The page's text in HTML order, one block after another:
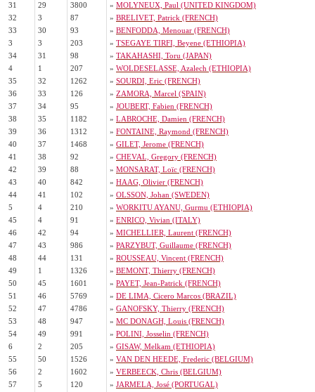
31
29 3800 » MOLYNEUX, Paul (UNITED KINGDOM)
32
3 87 » BRELIVET, Patrick (FRENCH)
33
30 93 » BENFODDA, Menouar (FRENCH)
3
3 203 » TSEGAYE TIRFI, Beyene (ETHIOPIA)
34
31 98 » TAKAHASHI, Toru (JAPAN)
4
1 207 » WOLDESELASSE, Azalech (ETHIOPIA)
35
32 1262 » SOURDI, Eric (FRENCH)
36
33 126 » ZAMORA, Marcel (SPAIN)
37
34 95 » JOUBERT, Fabien (FRENCH)
38
35 1182 » LABROCHE, Damien (FRENCH)
39
36 1312 » FONTAINE, Raymond (FRENCH)
40
37 1468 » GILET, Jerome (FRENCH)
41
38 92 » CHEVAL, Gregory (FRENCH)
42
39 88 » MONSARAT, Loïc (FRENCH)
43
40 842 » HAAG, Olivier (FRENCH)
44
41 102 » OLSSON, Johan (SWEDEN)
5
4 210 » WORKITU AYANU, Gurmu (ETHIOPIA)
45
4 91 » ENRICO, Vivian (ITALY)
46
42 94 » MICHELLIER, Laurent (FRENCH)
47
43 986 » PARZYBUT, Guillaume (FRENCH)
48
44 131 » ROUSSEAU, Vincent (FRENCH)
49
1 1326 » BEMONT, Thierry (FRENCH)
50
45 1601 » PAYET, Jean-Patrick (FRENCH)
51
46 5769 » DE LIMA, Cicero Marcos (BRAZIL)
52
47 4786 » GANOFSKY, Thierry (FRENCH)
53
48 947 » MC DONAGH, Louis (FRENCH)
54
49 991 » POLINI, Josselin (FRENCH)
6
2 205 » GISAW, Melkam (ETHIOPIA)
55
50 1526 » VAN DEN HEEDE, Frederic (BELGIUM)
56
2 1602 » VERBEECK, Chris (BELGIUM)
57
5 120 » JARMELA, José (PORTUGAL)